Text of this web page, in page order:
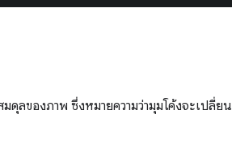
ดุลของภาพ ซึ่งหมายความว่ามุมโค้งจะเปลี่ยน